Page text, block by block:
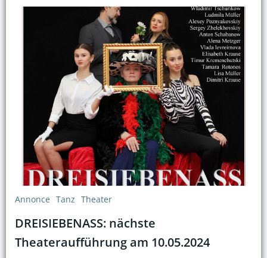
Annonce Tanz Theater
DREISIEBENASS: nächste
Theateraufführung am 10.05.2024